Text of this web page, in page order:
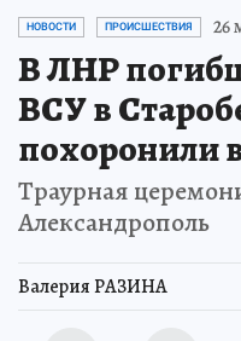
НОВОСТИ ПРОИСШЕСТВИЯ 26
В ЛНР
ВСУ в
похоронили
Траурная
Александрополь
Валерия РАЗИНА